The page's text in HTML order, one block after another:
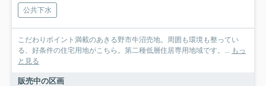
公共下水
こだわりポイント満載のあきる野市牛沼売地。周囲も環境も整ってい
る、好条件の住宅用地がこちら。第二種低層住居専用地域です。... もっ
と見る
販売中の区画